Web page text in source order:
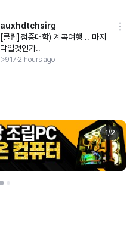
auxhdtchsirg
[클립]점중대학) 계곡여행 .. 마지
막일것인가..
917 2 hours ago
1/2